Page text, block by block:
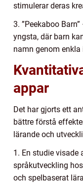
stimulerar deras
3. ”Peekaboo
yngsta, där barn
namn genom enkla
appar
Det har gjorts ett
bättre förstå
lärande och
1. En studie
språkutveckling
och spelbaserat